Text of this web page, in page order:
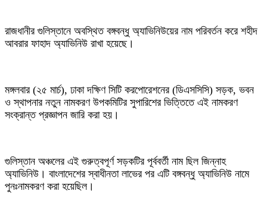
রাজধানীর গুলিস্তানে অবস্থিত বঙ্গবন্ধু অ্যাভিনিউয়ের নাম পরিবর্তন করে শহীদ
আবরার ফাহাদ অ্যাভিনিউ রাখা হয়েছে।
মঙ্গলবার (২৫ মার্চ), ঢাকা দক্ষিণ সিটি করপোরেশনের (ডিএসসিসি) সড়ক, ভবন
ও স্থাপনার নতুন নামকরণ উপকমিটির সুপারিশের ভিত্তিতে এই নামকরণ
সংক্রান্ত প্রজ্ঞাপন জারি করা হয়।
গুলিস্তান অঞ্চলের এই গুরুত্বপূর্ণ সড়কটির পূর্ববর্তী নাম ছিল জিন্নাহ
অ্যাভিনিউ। বাংলাদেশের স্বাধীনতা লাভের পর এটি বঙ্গবন্ধু অ্যাভিনিউ নামে
পুনঃনামকরণ করা হয়েছিল।